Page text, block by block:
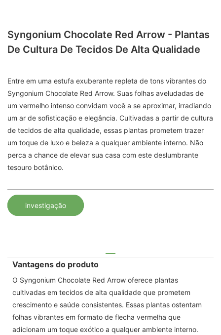
Syngonium Chocolate Red Arrow - Plantas
De Cultura De Tecidos De Alta Qualidade
Entre em uma estufa exuberante repleta de tons vibrantes do
Syngonium Chocolate Red Arrow. Suas folhas aveludadas de
um vermelho intenso convidam você a se aproximar, irradiando
um ar de sofisticação e elegância. Cultivadas a partir de cultura
de tecidos de alta qualidade, essas plantas prometem trazer
um toque de luxo e beleza a qualquer ambiente interno. Não
perca a chance de elevar sua casa com este deslumbrante
tesouro botânico.
investigação
Vantagens do produto
O Syngonium Chocolate Red Arrow oferece plantas
cultivadas em tecidos de alta qualidade que prometem
crescimento e saúde consistentes. Essas plantas ostentam
folhas vibrantes em formato de flecha vermelha que
adicionam um toque exótico a qualquer ambiente interno.